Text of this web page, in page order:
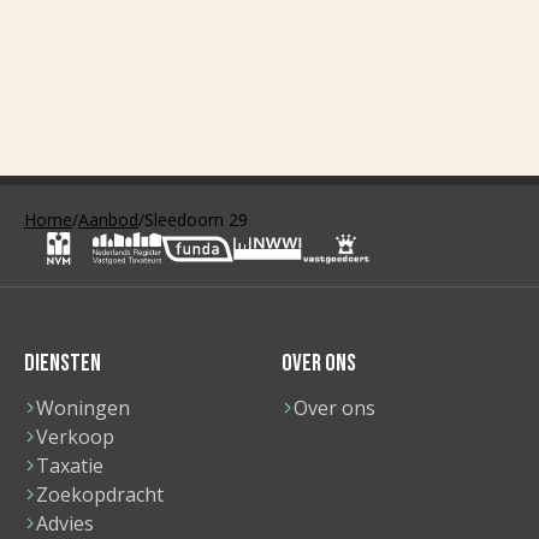
Home/Aanbod/Sleedoorn 29
DIENSTEN
Woningen
Verkoop
Taxatie
Zoekopdracht
Advies
OVER ONS
Over ons